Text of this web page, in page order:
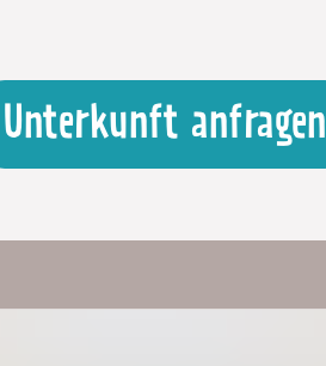
Unterkunft anfragen